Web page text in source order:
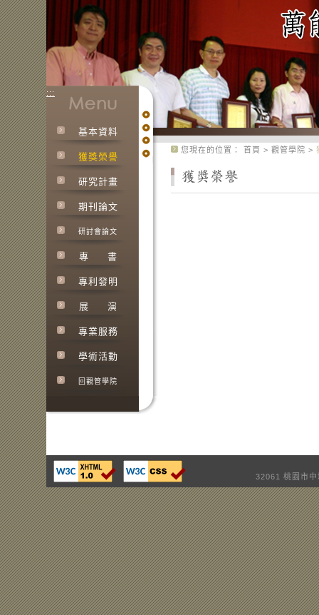
:::
基本資料
獲獎榮譽
研究計畫
期刊論文
研討會論文
專 書
專利發明
展 演
專業服務
學術活動
回觀管學院
您現在的位置： 首頁 > 觀管學院 >
32061 桃園市